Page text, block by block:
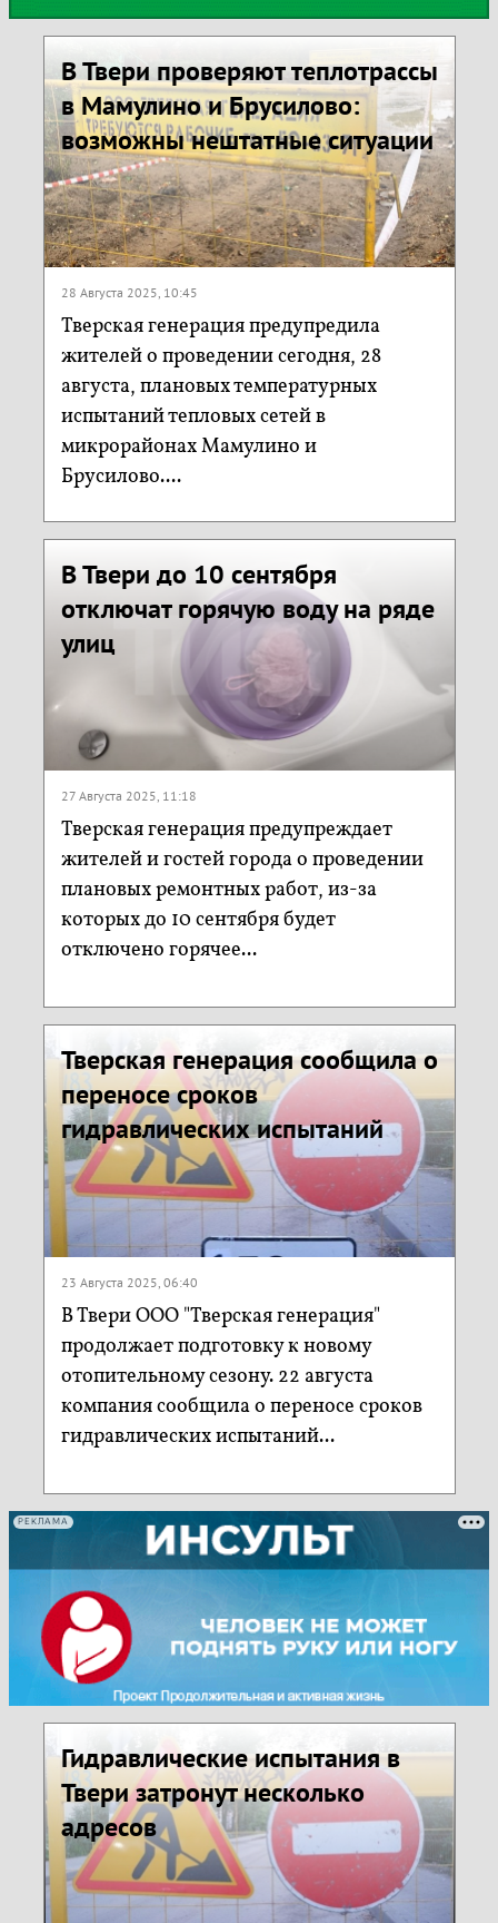
В Твери проверяют теплотрассы
в Мамулино и Брусилово:
возможны нештатные ситуации
28 Августа 2025, 10:45
Тверская генерация предупредила
жителей о проведении сегодня, 28
августа, плановых температурных
испытаний тепловых сетей в
микрорайонах Мамулино и
Брусилово....
В Твери до 10 сентября
отключат горячую воду на ряде
улиц
27 Августа 2025, 11:18
Тверская генерация предупреждает
жителей и гостей города о проведении
плановых ремонтных работ, из-за
которых до 10 сентября будет
отключено горячее...
Тверская генерация сообщила о
переносе сроков
гидравлических испытаний
23 Августа 2025, 06:40
В Твери ООО "Тверская генерация"
продолжает подготовку к новому
отопительному сезону. 22 августа
компания сообщила о переносе сроков
гидравлических испытаний...
РЕКЛАМА
Гидравлические испытания в
Твери затронут несколько
адресов